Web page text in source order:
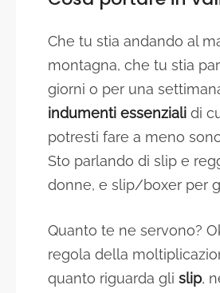
Che tu stia andando al
montagna, che tu stia
giorni o per una
indumenti essenziali di
potresti fare a meno
Sto parlando di slip e
donne, e slip/boxer per
Quanto te ne servono?
regola della
quanto riguarda gli slip,